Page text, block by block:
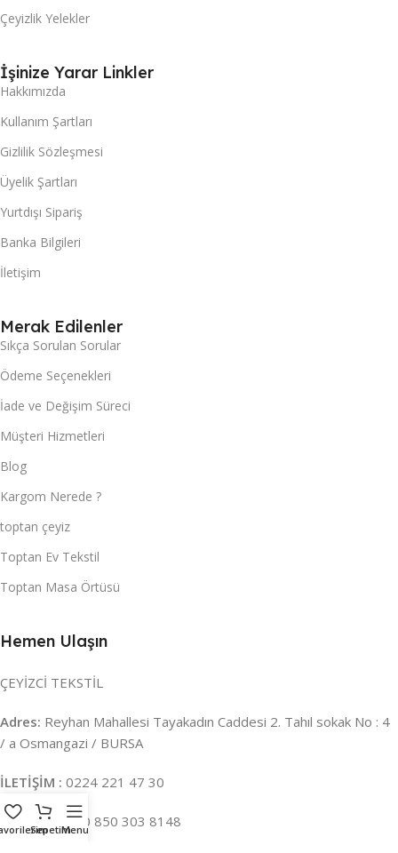
Çeyizlik Yelekler
İşinize Yarar Linkler
Hakkımızda
Kullanım Şartları
Gizlilik Sözleşmesi
Üyelik Şartları
Yurtdışı Sipariş
Banka Bilgileri
İletişim
Merak Edilenler
Sıkça Sorulan Sorular
Ödeme Seçenekleri
İade ve Değişim Süreci
Müşteri Hizmetleri
Blog
Kargom Nerede ?
toptan çeyiz
Toptan Ev Tekstil
Toptan Masa Örtüsü
Hemen Ulaşın
ÇEYİZCİ TEKSTİL
Adres: Reyhan Mahallesi Tayakadın Caddesi 2. Tahıl sokak No : 4
/ a Osmangazi / BURSA
İLETİŞİM : 0224 221 47 30
WHATSAPP :0 850 303 8148
SepetimMenu